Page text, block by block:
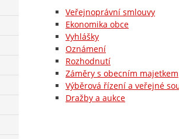
Veřejnoprávní smlouvy
Ekonomika obce
Vyhlášky
Oznámení
Rozhodnutí
Záměry s obecním majetkem
Výběrová řízení a veřejné
Dražby a aukce